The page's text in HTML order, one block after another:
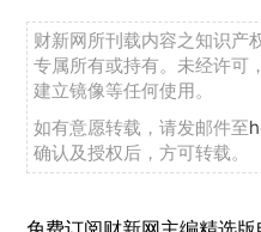
财新网所刊载内容之知识产
专属所有或持有。未经许可
建立镜像等任何使用。
如有意愿转载，请发邮件至
确认及授权后，方可转载。